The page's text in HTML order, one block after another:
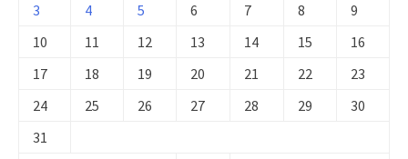
3
4 5 6 7 8
9
10
11 12 13 14 15
16
17
18 19 20 21 22
23
24
25 26 27 28 29
30
31